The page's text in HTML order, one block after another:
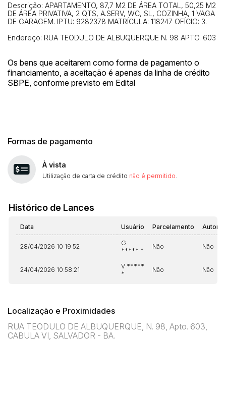
Descrição: APARTAMENTO, 87,7 M2 DE ÁREA TOTAL, 50,25 M2
DE ÁREA PRIVATIVA, 2 QTS, A.SERV, WC, SL, COZINHA, 1 VAGA
DE GARAGEM. IPTU: 9282378 MATRÍCULA: 118247 OFÍCIO: 3.
Endereço: RUA TEODULO DE ALBUQUERQUE N. 98 APTO. 603
Os bens que aceitarem como forma de pagamento o
financiamento, a aceitação é apenas da linha de crédito
SBPE, conforme previsto em Edital
Formas de pagamento
À vista
Utilização de carta de crédito não é permitido
Histórico de Lances
Data Usuário Parcelamento
28/04/2026 10:19:52
G
***** *
Não Não
24/04/2026 10:58:21
V *****
*
Não Não
Localização e Proximidades
RUA TEODULO DE ALBUQUERQUE, N. 98, Apto. 603,
CABULA VI, SALVADOR - BA.